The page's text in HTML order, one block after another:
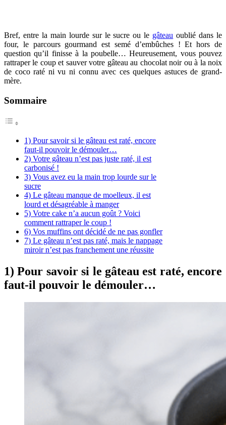
Bref, entre la main lourde sur le sucre ou le gâteau oublié dans le
four, le parcours gourmand est semé d’embûches ! Et hors de
question qu’il finisse à la poubelle… Heureusement, vous pouvez
rattraper le coup et sauver votre gâteau au chocolat noir ou à la noix
de coco raté ni vu ni connu avec ces quelques astuces de grand-
mère.
Sommaire
1) Pour savoir si le gâteau est raté, encore
faut-il pouvoir le démouler…
2) Votre gâteau n’est pas juste raté, il est
carbonisé !
3) Vous avez eu la main trop lourde sur le
sucre
4) Le gâteau manque de moelleux, il est
lourd et désagréable à manger
5) Votre cake n’a aucun goût ? Voici
comment rattraper le coup !
6) Vos muffins ont décidé de ne pas gonfler
7) Le gâteau n’est pas raté, mais le nappage
miroir n’est pas franchement une réussite
1) Pour savoir si le gâteau est raté, encore
faut-il pouvoir le démouler…